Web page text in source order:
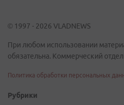
© 1997 - 2026 VLADNEWS
При любом использовании
обязательна. Коммерческий
Политика обработки персональных
Рубрики